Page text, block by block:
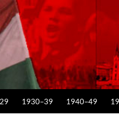
1930–39 1940–49